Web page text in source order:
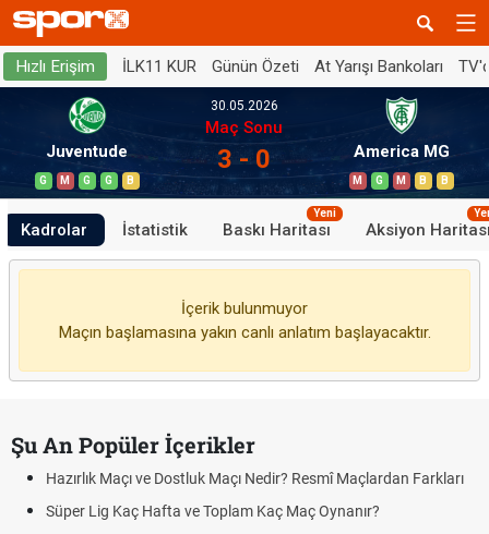
Hızlı Erişim İLK11 KUR Günün Özeti At Yarışı Bankoları
Juventude
G M G G B
30.05.2026
Maç Sonu
3 - 0 America MG
M G M B B
Kadrolar İstatistik Baskı Haritası
Yeni
Aksiyon
İçerik bulunmuyor
Maçın başlamasına yakın canlı anlatım başlayacaktır.
Şu An Popüler İçerikler
Hazırlık Maçı ve Dostluk Maçı Nedir? Resmî Maçlardan Farkları
Süper Lig Kaç Hafta ve Toplam Kaç Maç Oynanır?